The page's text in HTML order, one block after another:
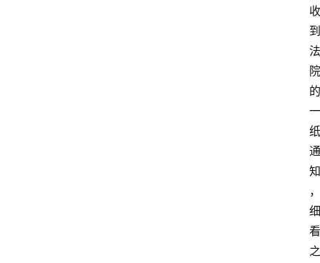
收
到
法
院
的
一
纸
通
知
，
细
看
之